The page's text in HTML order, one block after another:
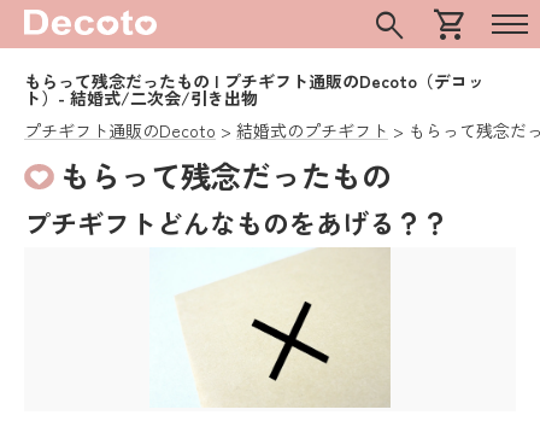
search shopping_cart
もらって残念だったもの | プチギフト通販のDecoto（デコッ
ト）- 結婚式/二次会/引き出物
プチギフト通販のDecoto
結婚式のプチギフト もらって残念だ
もらって残念だったもの
プチギフトどんなものをあげる？？